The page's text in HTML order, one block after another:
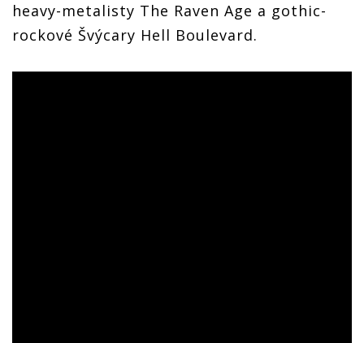
heavy-metalisty The Raven Age a gothic-
rockové Švýcary Hell Boulevard.